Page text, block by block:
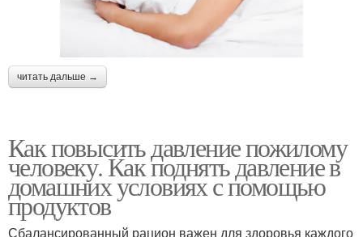
читать дальше →
Как повысить давление пожилому
человеку. Как поднять давление в
домашних условиях с помощью
продуктов
Сбалансированный рацион важен для здоровья каждого